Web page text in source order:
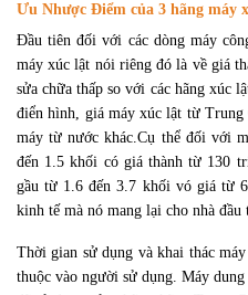
Ưu Nhược Điểm của 3 hãng máy
Đầu tiên đối với các dòng máy
máy xúc lật nói riêng đó là về giá
sửa chữa thấp so với các hãng xúc
điển hình, giá máy xúc lật từ
máy từ nước khác.Cụ thể đối với
đến 1.5 khối có giá thành từ 130
gầu từ 1.6 đến 3.7 khối vó giá từ
kinh tế mà nó mang lại cho nhà đầu
Thời gian sử dụng và khai thác
thuộc vào người sử dụng. Máy